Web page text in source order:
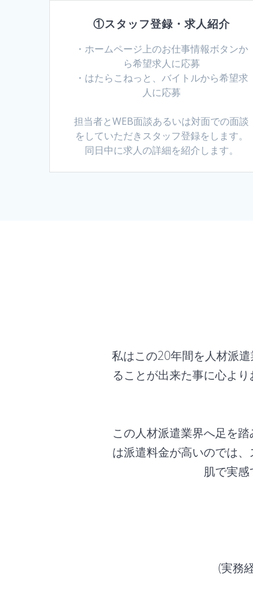
①スタッフ登録・求人紹介
・ホームページ上のお仕事情報ボタンか
ら希望求人に応募
・はたらこねっと、バイトルから希望求
人に応募
担当者とWEB面談あるいは対面での面談
をしていただきスタッフ登録をします。
同日中に求人の詳細を紹介します。
私はこの20年間を人材派
ることが出来た事に心よ
この人材派遣業界へ足を
は派遣料金が高いのでは
肌で実
(実務